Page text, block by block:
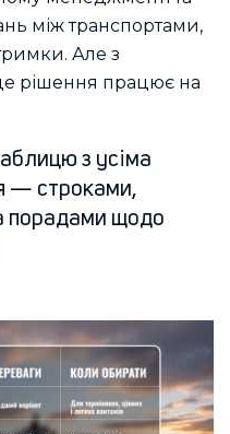
між транспортами,
Але з
рішення працює на
з усіма
— строками,
порадами щодо